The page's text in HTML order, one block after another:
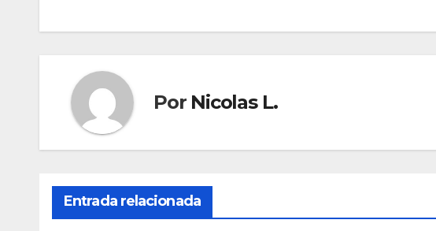
Por Nicolas L.
Entrada relacionada